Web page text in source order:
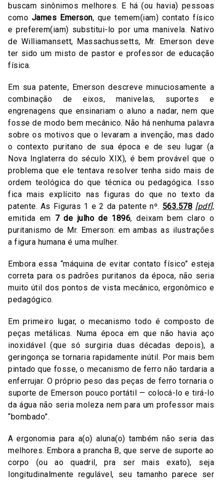
buscam sinônimos melhores. E há (ou havia) pessoas
como James Emerson, que temem(iam) contato físico
e preferem(iam) substitui-lo por uma manivela. Nativo
de Williamansett, Massachussetts, Mr. Emerson deve
ter sido um misto de pastor e professor de educação
física.
Em sua patente, Emerson descreve minuciosamente a
combinação de eixos, manivelas, suportes e
engrenagens que ensinariam o aluno a nadar, nem que
fosse de modo bem mecânico. Não há nenhuma palavra
sobre os motivos que o levaram a invenção, mas dado
o contexto puritano de sua época e de seu lugar (a
Nova Inglaterra do século XIX), é bem provável que o
problema que ele tentava resolver tenha sido mais de
ordem teológica do que técnica ou pedagógica. Isso
fica mais explícito nas figuras do que no texto da
patente. As Figuras 1 e 2 da patente nº. 563.578 [pdf],
emitida em 7 de julho de 1896, deixam bem claro o
puritanismo de Mr. Emerson: em ambas as ilustrações
a figura humana é uma mulher.
Embora essa “máquina de evitar contato físico” esteja
correta para os padrões puritanos da época, não seria
muito útil dos pontos de vista mecânico, ergonômico e
pedagógico.
Em primeiro lugar, o mecanismo todo é composto de
peças metálicas. Numa época em que não havia aço
inoxidável (que só surgiria duas décadas depois), a
geringonça se tornaria rapidamente inútil. Por mais bem
pintado que fosse, o mecanismo de ferro não tardaria a
enferrujar. O próprio peso das peças de ferro tornaria o
suporte de Emerson pouco portátil — colocá-lo e tirá-lo
da água não seria moleza nem para um professor mais
“bombado”.
A ergonomia para a(o) aluna(o) também não seria das
melhores. Embora a prancha B, que serve de suporte ao
corpo (ou ao quadril, pra ser mais exato), seja
longitudinalmente regulável, seu tamanho parece ser